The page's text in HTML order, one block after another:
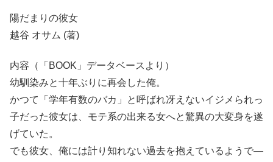
陽だまりの彼女
越谷 オサム (著)
内容（「BOOK」データベースより）
幼馴染みと十年ぶりに再会した俺。
かつて「学年有数のバカ」と呼ばれ冴えないイジメられっ
子だった彼女は、モテ系の出来る女へと驚異の大変身を遂
げていた。
でも彼女、俺には計り知れない過去を抱えているようで―